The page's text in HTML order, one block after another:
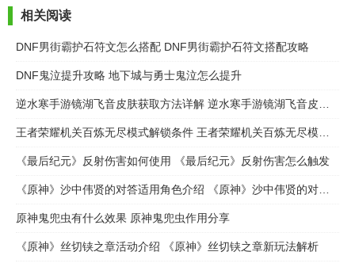
相关阅读
DNF男街霸护石符文怎么搭配 DNF男街霸护石符文搭配攻略
DNF鬼泣提升攻略 地下城与勇士鬼泣怎么提升
《最后纪元》反射伤害如何使用 《最后纪元》反射伤害怎么触发
原神鬼兜虫有什么效果 原神鬼兜虫作用分享
《原神》丝切铗之章活动介绍 《原神》丝切铗之章新玩法解析